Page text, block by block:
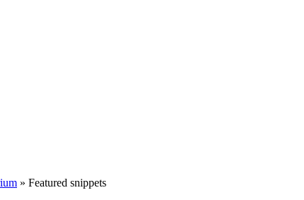
» Featured snippets